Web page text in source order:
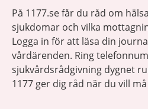
På 1177.se får du råd om
sjukdomar och vilka
Logga in för att läsa din
vårdärenden. Ring
sjukvårdsrådgivning dygnet
1177 ger dig råd när du vill